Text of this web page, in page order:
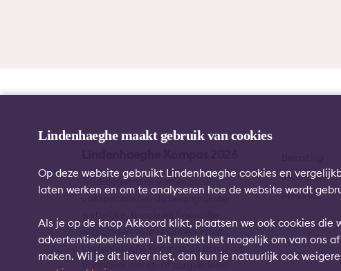
Traditiegetrouw vatten onze
vakspecialisten de belangrijkste
wijzigingen voor je samen in het
Lindenhaeghe Kompas. Zo ben jij als
financieel dienst- of zorgverlener
Inkomen
Pensioen
Lindenhaeghe maakt gebruik van cookies
Op deze website gebruikt Lindenhaeghe cookies en
laten werken en om te analyseren hoe de website wordt
Als je op de knop Akkoord klikt, plaatsen we ook cookies die
advertentiedoeleinden. Dit maakt het mogelijk om van ons
maken. Wil je dit liever niet, dan kun je natuurlijk ook